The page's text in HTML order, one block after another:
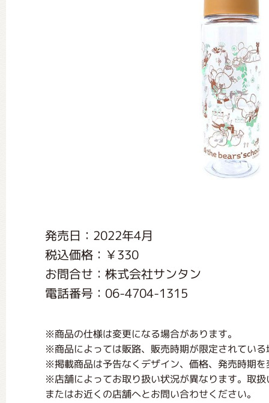
発売日：2022年4月
税込価格：￥330
お問合せ：株式会社サンタン
電話番号：06-4704-1315
※商品の仕様は変更になる場合があります。
※商品によっては販路、販売時期が限定されてい
※掲載商品は予告なくデザイン、価格、発売時期
※店舗によってお取り扱い状況が異なります。取
またはお近くの店舗へとお問い合わせください。
グッズインフォメーション
ミュージカル・コンサート
おたのしみコンテンツ(クイズ・
くまのがっこう しょくいんしつ
くまのがっこう 家庭科部